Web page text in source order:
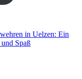
in Uelzen: Ein
Spaß